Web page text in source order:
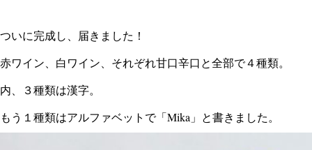
ついに完成し、届きました！
赤ワイン、白ワイン、それぞれ甘口辛口と全部で４種類。
内、３種類は漢字。
もう１種類はアルファベットで「Mika」と書きました。